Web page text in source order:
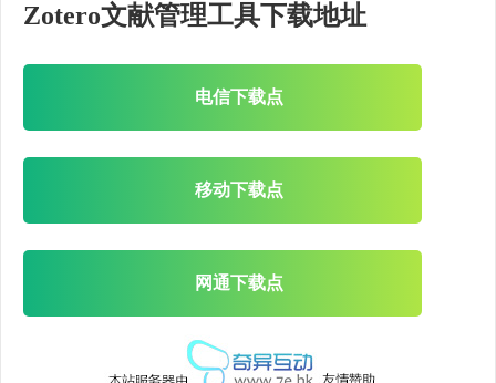
Zotero文献管理工具下载地址
电信下载点
移动下载点
网通下载点